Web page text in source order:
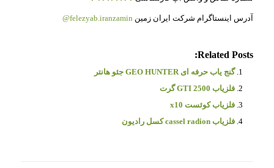
آدرس اینستاگرام شرکت ایران زمین felezyab.iranzamin@
Related Posts:
گنج یاب حرفه ای GEO HUNTER جئو هانتر
فلزیاب GTI 2500 گرت
فلزیاب کوئست x10
فلزیاب cassel radion کسل رادیون